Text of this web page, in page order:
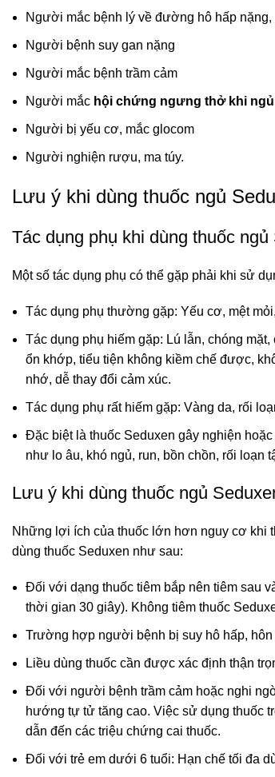
Người mắc bệnh lý về đường hô hấp nặng,
Người bệnh suy gan nặng
Người mắc bệnh trầm cảm
Người mắc hội chứng ngưng thở khi ngủ
Người bị yếu cơ, mắc glocom
Người nghiện rượu, ma túy.
Lưu ý khi dùng thuốc ngủ
Tác dụng phụ khi dùng thuốc ngủ
Một số tác dụng phụ có thể gặp phải khi sử
Tác dụng phụ thường gặp: Yếu cơ, mệt
Tác dụng phụ hiếm gặp: Lú lẫn, chóng
ổn khớp, tiểu tiện không kiềm chế được,
nhớ, dễ thay đổi cảm xúc.
Tác dụng phụ rất hiếm gặp: Vàng da, rối
Đặc biệt là thuốc Seduxen gây nghiện
như lo âu, khó ngủ, run, bồn chồn, rối loạn
Lưu ý khi dùng thuốc ngủ
Những lợi ích của thuốc lớn hơn nguy cơ khi
dùng thuốc Seduxen như sau:
Đối với dạng thuốc tiêm bắp nên tiêm sau
thời gian 30 giây). Không tiêm thuốc
Trường hợp người bệnh bị suy hô hấp,
Liều dùng thuốc cần được xác định thận
Đối với người bệnh trầm cảm hoặc nghi
hướng tự tử tăng cao. Việc sử dụng thuốc
dẫn đến các triệu chứng cai thuốc.
Đối với trẻ em dưới 6 tuổi: Hạn chế tối đa